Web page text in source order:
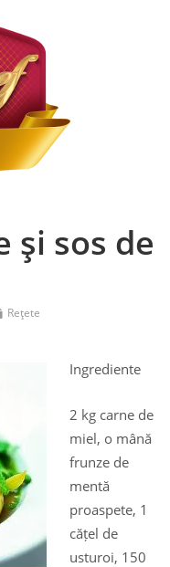
şi sos de
Reţete
Ingrediente
2 kg carne de
miel, o mână
frunze de
mentă
proaspete, 1
cățel de
usturoi, 150